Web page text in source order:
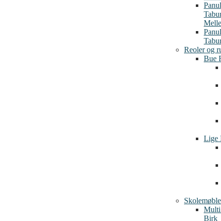
Reoler og
Bue
Lige
Multi
Birk